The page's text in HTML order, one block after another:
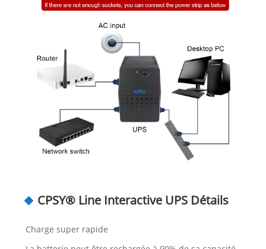
CPSY® Line Interactive UPS Détails
Charge super rapide